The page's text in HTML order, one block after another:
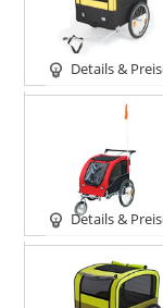
Details &
Details &